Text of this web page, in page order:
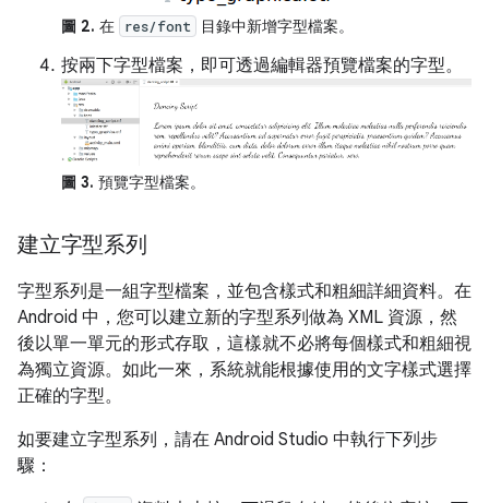
圖 2. 在 res/font 目錄中新增字型檔案。
按兩下字型檔案，即可透過編輯器預覽檔案的字型。
圖 3. 預覽字型檔案。
建立字型系列
字型系列是一組字型檔案，並包含樣式和粗細詳細資料。在
Android 中，您可以建立新的字型系列做為 XML 資源，然
後以單一單元的形式存取，這樣就不必將每個樣式和粗細視
為獨立資源。如此一來，系統就能根據使用的文字樣式選擇
正確的字型。
如要建立字型系列，請在 Android Studio 中執行下列步
驟：